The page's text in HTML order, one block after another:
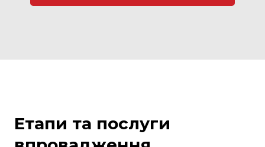
Етапи та послуги